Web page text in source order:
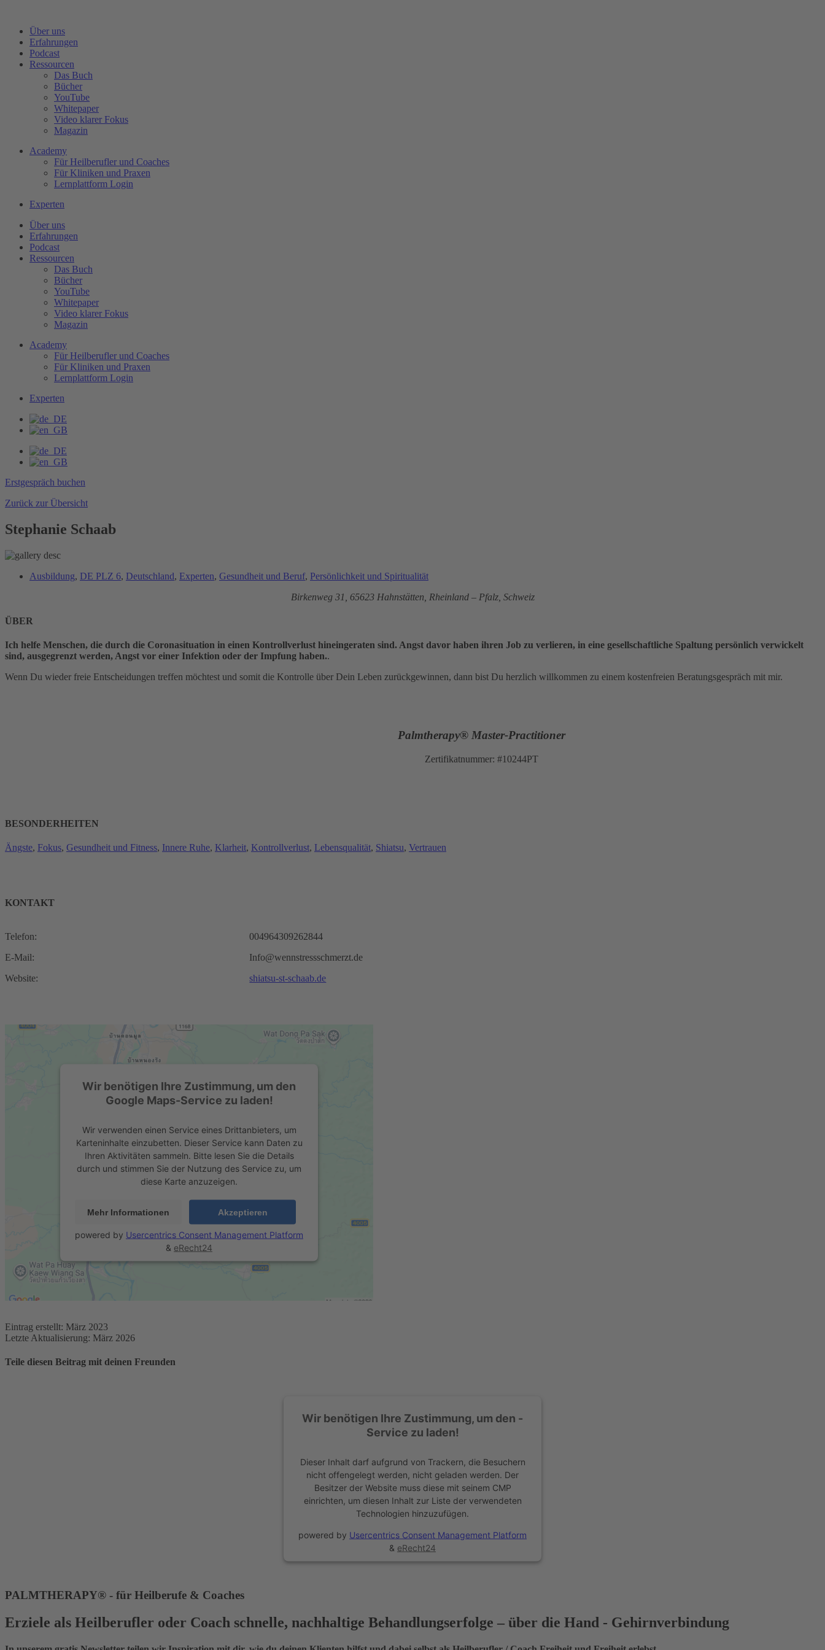
wechselnÜber uns
Erfahrungen
Podcast
Ressourcen
Das Buch
Bücher
YouTube
Whitepaper
Video klarer Fokus
Magazin
Academy
Für Heilberufler und Coaches
Für Kliniken und Praxen
Lernplattform Login
Experten
Über uns
Erfahrungen
Podcast
Ressourcen
Das Buch
Bücher
YouTube
Whitepaper
Video klarer Fokus
Magazin
Academy
Für Heilberufler und Coaches
Für Kliniken und Praxen
Lernplattform Login
Experten
Erstgespräch buchen
Zurück zur Übersicht
Stephanie Schaab
Ausbildung, DE PLZ 6, Deutschland, Experten, Gesundheit und Beruf, Persönlichkeit und Spiritualität
Birkenweg 31, 65623 Hahnstätten, Rheinland – Pfalz, Schweiz
ÜBER
Ich helfe Menschen, die durch die Coronasituation in einen Kontrollverlust hineingeraten sind. Angst davor haben ihren Job zu verlieren, in eine gesellschaftliche Spaltung persönlich verwickelt
sind, ausgegrenzt werden, Angst vor einer Infektion oder der Impfung haben..
Wenn Du wieder freie Entscheidungen treffen möchtest und somit die Kontrolle über Dein Leben zurückgewinnen, dann bist Du herzlich willkommen zu einem kostenfreien Beratungsgespräch mit mir.
Palmtherapy® Master-Practitioner
Zertifikatnummer: #10244PT
BESONDERHEITEN
Ängste, Fokus, Gesundheit und Fitness, Innere Ruhe, Klarheit, Kontrollverlust, Lebensqualität, Shiatsu, Vertrauen
KONTAKT
Telefon:
E-Mail:
Website:
004964309262844
Info@wennstressschmerzt.de
shiatsu-st-schaab.de
Wir benötigen Ihre Zustimmung, um den
Google Maps-Service zu laden!
Wir verwenden einen Service eines Drittanbieters, um
Karteninhalte einzubetten. Dieser Service kann Daten zu
Ihren Aktivitäten sammeln. Bitte lesen Sie die Details
durch und stimmen Sie der Nutzung des Service zu, um
diese Karte anzuzeigen.
Mehr Informationen Akzeptieren
powered by Usercentrics Consent Management Platform
& eRecht24
Eintrag erstellt: März 2023
Letzte Aktualisierung: März 2026
Teile diesen Beitrag mit deinen Freunden
Wir benötigen Ihre Zustimmung, um den -
Service zu laden!
Dieser Inhalt darf aufgrund von Trackern, die Besuchern
nicht offengelegt werden, nicht geladen werden. Der
Besitzer der Website muss diese mit seinem CMP
einrichten, um diesen Inhalt zur Liste der verwendeten
Technologien hinzuzufügen.
powered by Usercentrics Consent Management Platform
& eRecht24
PALMTHERAPY® - für Heilberufe & Coaches
Erziele als Heilberufler oder Coach schnelle, nachhaltige Behandlungserfolge – über die Hand - Gehirnverbindung